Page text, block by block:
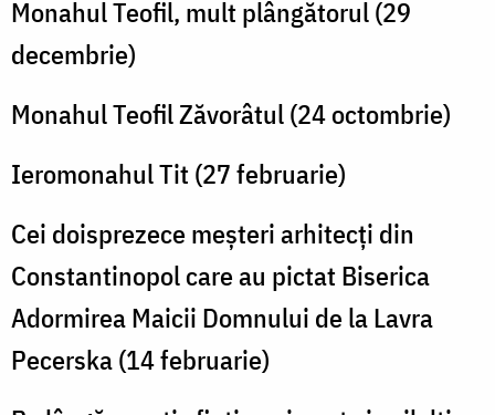
Monahul Teofil, mult plângătorul (29
decembrie)
Monahul Teofil Zăvorâtul (24 octombrie)
Ieromonahul Tit (27 februarie)
Cei doisprezece meșteri arhitecți din
Constantinopol care au pictat Biserica
Adormirea Maicii Domnului de la Lavra
Pecerska (14 februarie)